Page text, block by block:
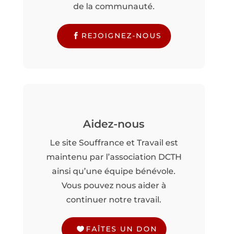
de la communauté.
REJOIGNEZ-NOUS
Aidez-nous
Le site Souffrance et Travail est
maintenu par l’association DCTH
ainsi qu’une équipe bénévole.
Vous pouvez nous aider à
continuer notre travail.
FAÎTES UN DON